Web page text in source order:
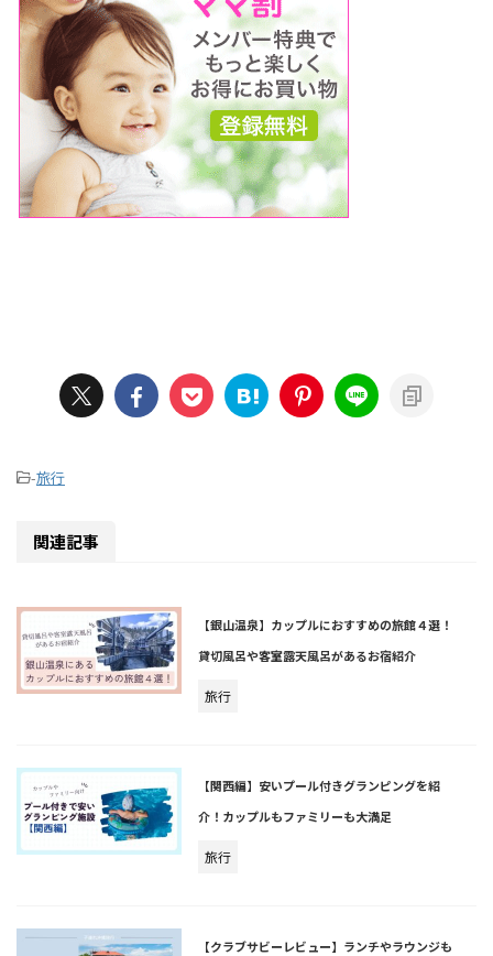
-旅行
関連記事
【銀山温泉】カップルにおすすめの旅館４選！
貸切風呂や客室露天風呂があるお宿紹介
旅行
【関西編】安いプール付きグランピングを紹
介！カップルもファミリーも大満足
旅行
【クラブサビーレビュー】ランチやラウンジも